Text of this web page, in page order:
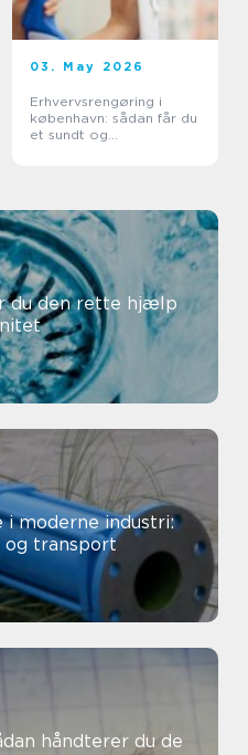
03. May 2026
Erhvervsrengøring i
københavn: sådan får du
et sundt og
i moderne industri:
og transport